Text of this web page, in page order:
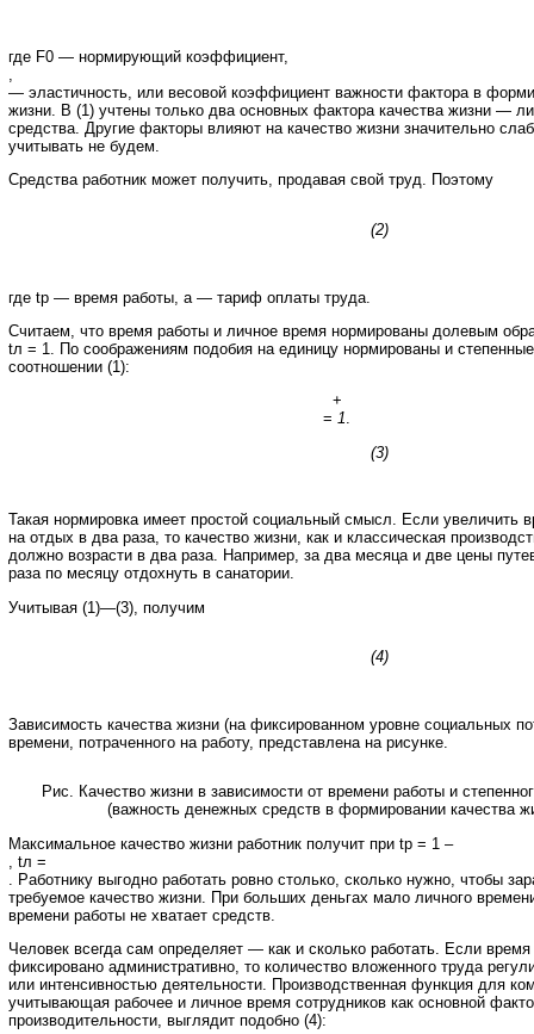
где F0 — нормирующий коэффициент,
— эластичность, или весовой коэффициент важности фактора в
жизни. В (1) учтены только два основных фактора качества жизни —
средства. Другие факторы влияют на качество жизни значительно
учитывать не будем.
Средства работник может получить, продавая свой труд. Поэтому
(2)
где tр — время работы, a — тариф оплаты труда.
Считаем, что время работы и личное время нормированы долевым
tл = 1. По соображениям подобия на единицу нормированы и степенные
соотношении (1):
+
= 1.
(3)
Такая нормировка имеет простой социальный смысл. Если увеличить
на отдых в два раза, то качество жизни, как и классическая
должно возрасти в два раза. Например, за два месяца и две цены
раза по месяцу отдохнуть в санатории.
Учитывая (1)—(3), получим
(4)
Зависимость качества жизни (на фиксированном уровне социальных
времени, потраченного на работу, представлена на рисунке.
Рис. Качество жизни в зависимости от времени работы и
(важность денежных средств в формировании качества
Максимальное качество жизни работник получит при tp = 1 –
, tл =
. Работнику выгодно работать ровно столько, сколько нужно, чтобы
требуемое качество жизни. При больших деньгах мало личного
времени работы не хватает средств.
Человек всегда сам определяет — как и сколько работать. Если
фиксировано административно, то количество вложенного труда
или интенсивностью деятельности. Производственная функция для
учитывающая рабочее и личное время сотрудников как основной
производительности, выглядит подобно (4):